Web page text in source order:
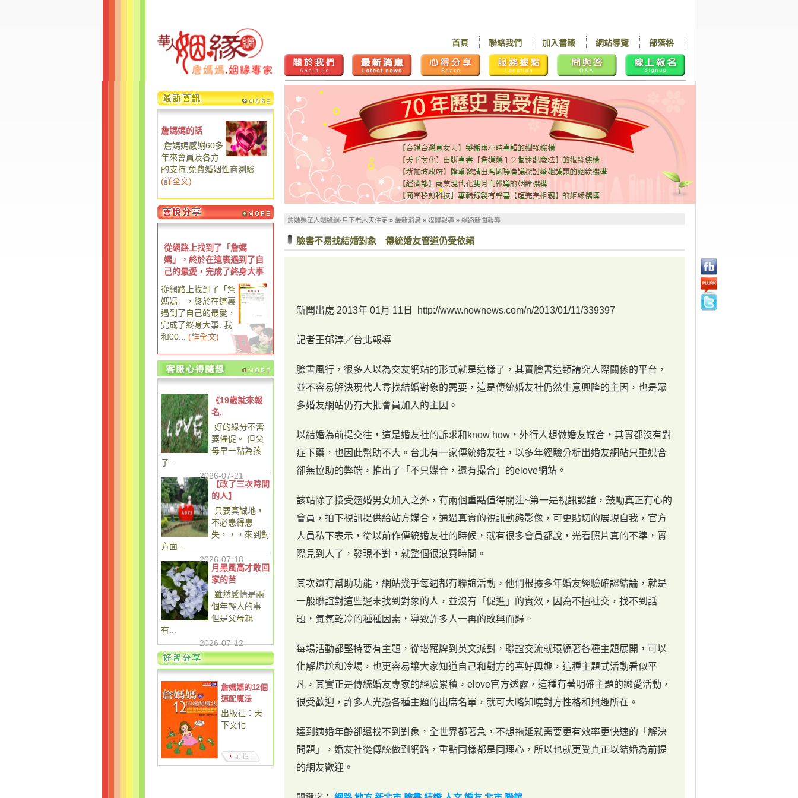
部落格
網站導覽
加入書籤
聯絡我們
首頁
詹媽媽的話
詹媽媽感謝60多
年來會員及各方
的支持,免費婚姻性商測驗
(詳全文)
從網路上找到了「詹媽
媽」，終於在這裏遇到了自
己的最愛，完成了終身大事
從網路上找到了「詹
媽媽」，終於在這裏
遇到了自己的最愛，
完成了終身大事. 我
和00...
(詳全文)
《19歲就來報
名,
好的緣分不需
要催促。 但父
母早一點為孩
子...
2026-07-21
【改了三次時間
的人】
只要真誠地，
不必患得患
失，，，來到對
方面...
2026-07-18
月黑風高才敢回
家的苦
雖然感情是兩
個年輕人的事
但是父母親
有...
2026-07-12
詹媽媽的12個
速配魔法
出版社：天
下文化
詹媽媽華人姻緣網-月下老人天注定 » 最新消息 » 媒體報導 » 網路新聞報導
臉書不易找結婚對象 傳統婚友管道仍受依賴
新聞出處 2013年 01月 11日 http://www.nownews.com/n/2013/01/11/339397
記者王郁淳／台北報導
臉書風行，很多人以為交友網站的形式就是這樣了，其實臉書這類講究人際關係的平台，
並不容易解決現代人尋找結婚對象的需要，這是傳統婚友社仍然生意興隆的主因，也是眾
多婚友網站仍有大批會員加入的主因。
以結婚為前提交往，這是婚友社的訴求和know how，外行人想做婚友媒合，其實都沒有對
症下藥，也因此幫助不大。台北有一家傳統婚友社，以多年經驗分析出婚友網站只重媒合
卻無協助的弊端，推出了「不只媒合，還有撮合」的elove網站。
該站除了接受適婚男女加入之外，有兩個重點值得關注~第一是視訊認證，鼓勵真正有心的
會員，拍下視訊提供給站方媒合，通過真實的視訊動態影像，可更貼切的展現自我，官方
人員私下表示，從以前作傳統婚友社的時候，就有很多會員都說，光看照片真的不準，實
際見到人了，發現不對，就整個很浪費時間。
其次還有幫助功能，網站幾乎每週都有聯誼活動，他們根據多年婚友經驗確認結論，就是
一般聯誼對這些遲未找到對象的人，並沒有「促進」的實效，因為不擅社交，找不到話
題，氣氛乾冷的種種因素，導致許多人一再的敗興而歸。
每場活動都堅持要有主題，從塔羅牌到英文派對，聯誼交流就環繞著各種主題展開，可以
化解尷尬和冷場，也更容易讓大家知道自己和對方的喜好興趣，這種主題式活動看似平
凡，其實正是傳統婚友專家的經驗累積，elove官方透露，這種有著明確主題的戀愛活動，
很受歡迎，許多人光憑各種主題的出席名單，就可大略知曉對方性格和興趣所在。
達到適婚年齡卻還找不到對象，全世界都著急，不想拖延就需要更有效率更快速的「解決
問題」，婚友社從傳統做到網路，重點同樣都是同理心，所以也就更受真正以結婚為前提
的網友歡迎。